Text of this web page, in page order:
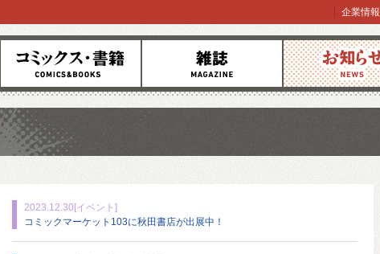
コミックス 雑誌 お知らせ
企業情報
2023.12.30 [イベント]
コミックマーケット103に秋田書店が出展中！